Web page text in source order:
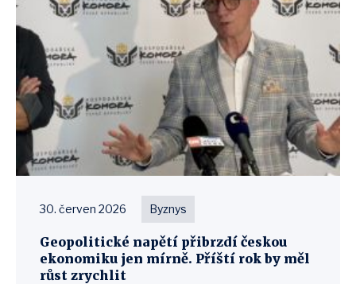
30. červen 2026 Byznys
Geopolitické napětí přibrzdí českou
ekonomiku jen mírně. Příští rok by měl
růst zrychlit